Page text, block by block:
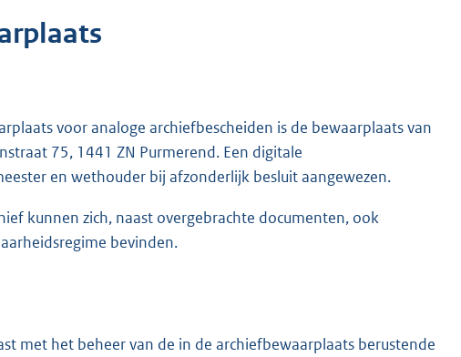
voor analoge archiefbescheiden is de bewaarplaats van
75, 1441 ZN Purmerend. Een digitale
en wethouder bij afzonderlijk besluit aangewezen.
kunnen zich, naast overgebrachte documenten, ook
bevinden.
met het beheer van de in de archiefbewaarplaats berustende